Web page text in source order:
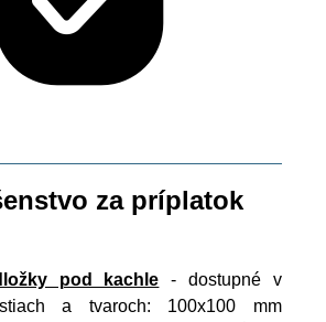
za príplatok
pod kachle - dostupné v
a tvaroch: 100x100 mm